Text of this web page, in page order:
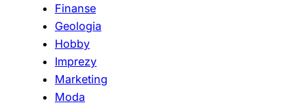
Finanse
Geologia
Hobby
Imprezy
Marketing
Moda